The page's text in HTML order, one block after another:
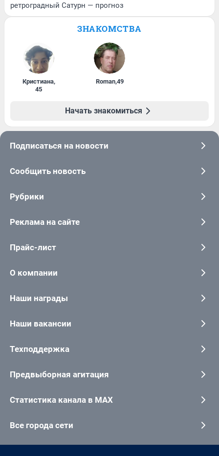
ретроградный Сатурн — прогноз
ЗНАКОМСТВА
Кристиана,
45
Roman,49
Начать знакомиться
Подписаться на новости
Сообщить новость
Рубрики
Реклама на сайте
Прайс-лист
О компании
Наши награды
Наши вакансии
Техподдержка
Предвыборная агитация
Статистика канала в MAX
Все города сети